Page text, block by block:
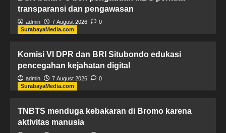
transparansi dan pengawasan
admin 7 August 2026
0
SurabayaMedia.com
Komisi VI DPR dan BRI Situbondo edukasi
pencegahan kejahatan digital
admin 7 August 2026
0
SurabayaMedia.com
TNBTS menduga kebakaran di Bromo karena
aktivitas manusia